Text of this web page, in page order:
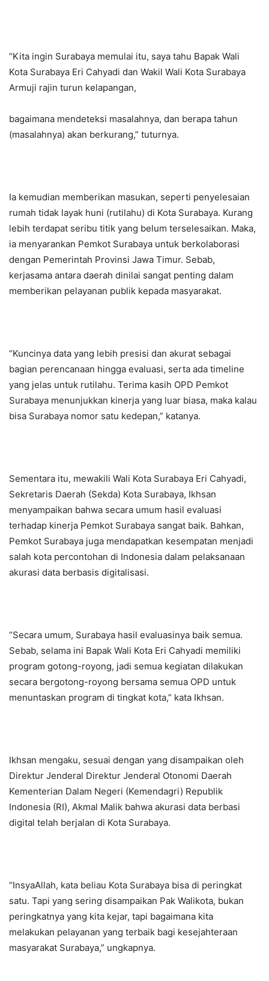
“Kita ingin Surabaya memulai itu, saya tahu Bapak Wali
Kota Surabaya Eri Cahyadi dan Wakil Wali Kota Surabaya
Armuji rajin turun kelapangan,
bagaimana mendeteksi masalahnya, dan berapa tahun
(masalahnya) akan berkurang,” tuturnya.
Ia kemudian memberikan masukan, seperti penyelesaian
rumah tidak layak huni (rutilahu) di Kota Surabaya. Kurang
lebih terdapat seribu titik yang belum terselesaikan. Maka,
ia menyarankan Pemkot Surabaya untuk berkolaborasi
dengan Pemerintah Provinsi Jawa Timur. Sebab,
kerjasama antara daerah dinilai sangat penting dalam
memberikan pelayanan publik kepada masyarakat.
“Kuncinya data yang lebih presisi dan akurat sebagai
bagian perencanaan hingga evaluasi, serta ada timeline
yang jelas untuk rutilahu. Terima kasih OPD Pemkot
Surabaya menunjukkan kinerja yang luar biasa, maka kalau
bisa Surabaya nomor satu kedepan,” katanya.
Sementara itu, mewakili Wali Kota Surabaya Eri Cahyadi,
Sekretaris Daerah (Sekda) Kota Surabaya, Ikhsan
menyampaikan bahwa secara umum hasil evaluasi
terhadap kinerja Pemkot Surabaya sangat baik. Bahkan,
Pemkot Surabaya juga mendapatkan kesempatan menjadi
salah kota percontohan di Indonesia dalam pelaksanaan
akurasi data berbasis digitalisasi.
“Secara umum, Surabaya hasil evaluasinya baik semua.
Sebab, selama ini Bapak Wali Kota Eri Cahyadi memiliki
program gotong-royong, jadi semua kegiatan dilakukan
secara bergotong-royong bersama semua OPD untuk
menuntaskan program di tingkat kota,” kata Ikhsan.
Ikhsan mengaku, sesuai dengan yang disampaikan oleh
Direktur Jenderal Direktur Jenderal Otonomi Daerah
Kementerian Dalam Negeri (Kemendagri) Republik
Indonesia (RI), Akmal Malik bahwa akurasi data berbasi
digital telah berjalan di Kota Surabaya.
“InsyaAllah, kata beliau Kota Surabaya bisa di peringkat
satu. Tapi yang sering disampaikan Pak Walikota, bukan
peringkatnya yang kita kejar, tapi bagaimana kita
melakukan pelayanan yang terbaik bagi kesejahteraan
masyarakat Surabaya,” ungkapnya.